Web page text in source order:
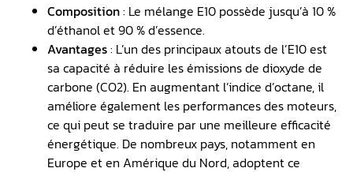
Composition: Le mélange E10 possède jusqu’à 10 %
d’éthanol et 90 % d’essence.
Avantages: L’un des principaux atouts de l’E10 est
sa capacité à réduire les émissions de dioxyde de
carbone (CO2). En augmentant l’indice d’octane, il
améliore également les performances des moteurs,
ce qui peut se traduire par une meilleure efficacité
énergétique. De nombreux pays, notamment en
Europe et en Amérique du Nord, adoptent ce